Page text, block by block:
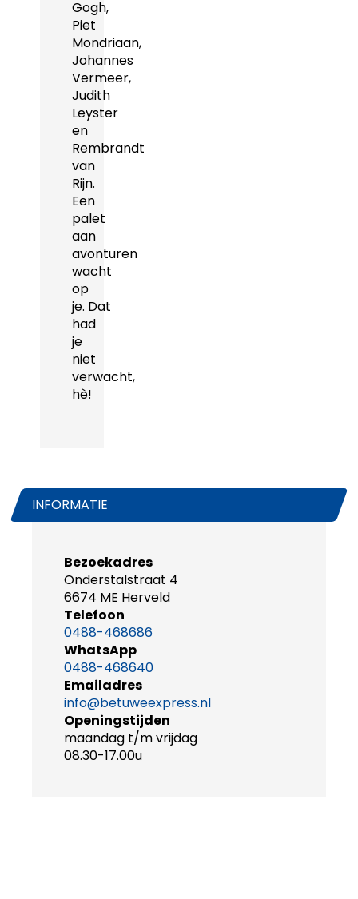
Gogh,
Piet
Mondriaan,
Johannes
Vermeer,
Judith
Leyster
en
Rembrandt
van
Rijn.
Een
palet
aan
avonturen
wacht
op
je. Dat
had
je
niet
verwacht,
hè!
INFORMATIE
Bezoekadres
Onderstalstraat 4
6674 ME Herveld
Telefoon
0488-468686
WhatsApp
0488-468640
Emailadres
info@betuweexpress.nl
Openingstijden
maandag t/m vrijdag
08.30-17.00u